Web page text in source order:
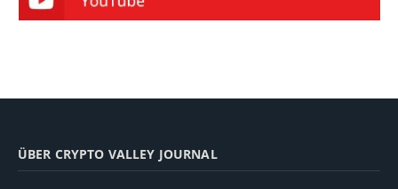
ÜBER CRYPTO VALLEY JOURNAL